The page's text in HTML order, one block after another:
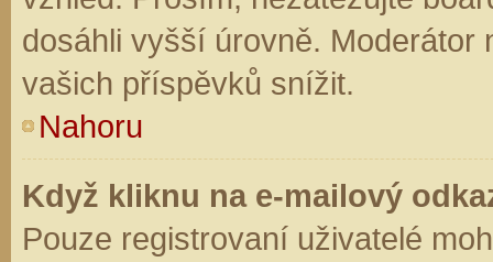
dosáhli vyšší úrovně. Moderátor
vašich příspěvků snížit.
Nahoru
Když kliknu na e-mailový
Pouze registrovaní uživatelé